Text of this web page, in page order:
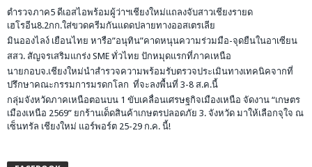
ตำรวจภาค5 ดีเอสไอพร้อมผู้ว่าฯเชียงใหม่แถลงจับสาวเชียงรายด
เฮโรอีน8.2กก.ใส่ขวดครีมกันแดดปลายทางออสเตรเลีย
มินอองไลง์ เยือนไทย หารือ”อนุทิน”คาดหนุนความร่วมมือ-จุดยืนในอาเซียน
สสว. สัญจรเสริมแกร่ง SME ทั่วไทย ปักหมุดแรกที่ภาคเหนือ
นายกอบจ.เชียงใหม่นำสำรวจความพร้อมรับตรวจประเมินทางเทคนิคจากที่
ปรึกษาคณะกรรมการมรดกโลก ที่จะลงพื้นที่ 3-8 ส.ค.นี้
กลุ่มจังหวัดภาคเหนือตอนบน 1 ขับเคลื่อนเศรษฐกิจเมืองเหนือ จัดงาน “เกษตร
เมืองเหนือ 2569” ยกร้านเด็ดสินค้าเกษตรปลอดภัย 3. จังหวัด มาให้เลือกจุใจ ณ
เซ็นทรัล เชียงใหม่ แอร์พอร์ต 25-29 ก.ค. นี้!